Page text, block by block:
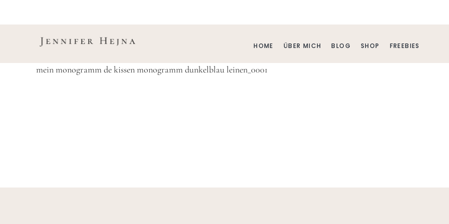
springen
HOME ÜBER MICH BLOG SHOP FREEBIES
mein monogramm de kissen monogramm dunkelblau leinen_0001